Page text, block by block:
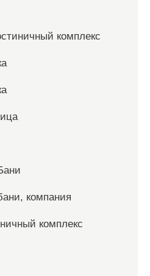
комплекс
компания
комплекс